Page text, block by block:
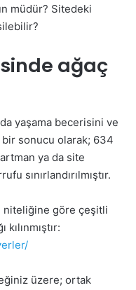
müdür? Sitedeki
ağaç
yaşama becerisini ve
bir sonucu olarak; 634
ya da site
sınırlandırılmıştır.
niteliğine göre çeşitli
üzere; ortak